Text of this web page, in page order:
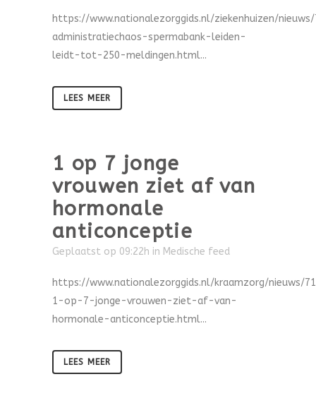
https://www.nationalezorggids.nl/ziekenhuizen/
administratiechaos-spermabank-leiden-
leidt-tot-250-meldingen.html...
LEES MEER
1 op 7 jonge
vrouwen ziet af van
hormonale
anticonceptie
Geplaatst op 09:22h in Medische feed
https://www.nationalezorggids.nl/kraamzorg/nieuws/
1-op-7-jonge-vrouwen-ziet-af-van-
hormonale-anticonceptie.html...
LEES MEER